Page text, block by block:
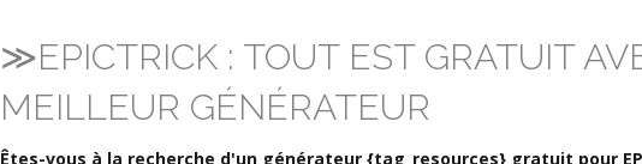
≫EPICTRICK : TOUT EST GRATUIT
MEILLEUR GÉNÉRATEUR
Êtes-vous à la recherche d'un générateur {tag_resources} gratuit pour